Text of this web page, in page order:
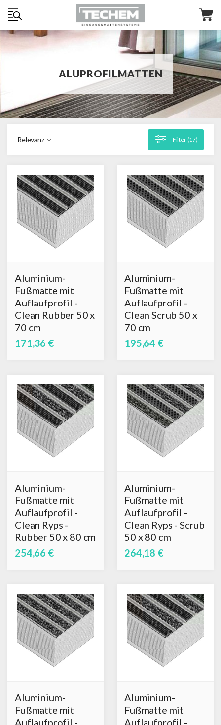
ALUPROFILMATTEN
Relevanz Filter (17)
Aluminium-
Fußmatte mit
Auflaufprofil -
Clean Rubber 50 x
70 cm
171,36 €
Aluminium-
Fußmatte mit
Auflaufprofil -
Clean Scrub 50 x
70 cm
195,64 €
Aluminium-
Fußmatte mit
Auflaufprofil -
Clean Ryps -
Rubber 50 x 80 cm
254,66 €
Aluminium-
Fußmatte mit
Auflaufprofil -
Clean Ryps - Scrub
50 x 80 cm
264,18 €
Aluminium-
Fußmatte mit
Auflaufprofil -
Aluminium-
Fußmatte mit
Auflaufprofil -